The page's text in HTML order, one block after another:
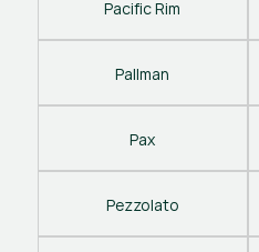
Pacific Rim
Pallman
Pax
Pezzolato